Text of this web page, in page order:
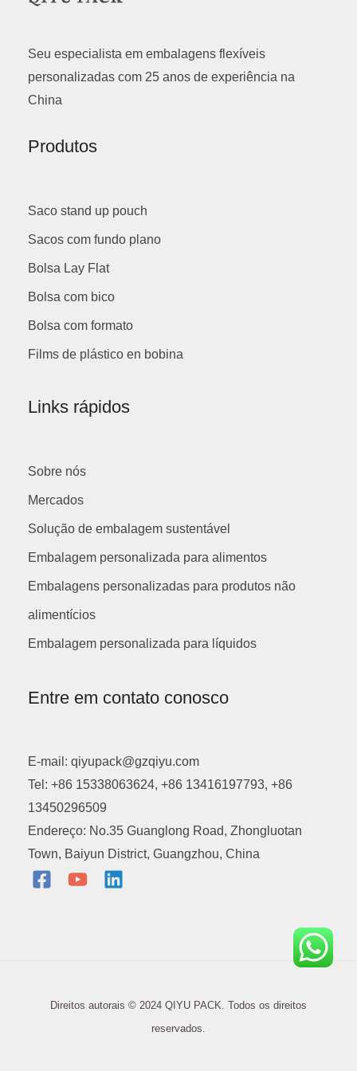
Seu especialista em embalagens flexíveis
personalizadas com 25 anos de experiência na
China
Produtos
Saco stand up pouch
Sacos com fundo plano
Bolsa Lay Flat
Bolsa com bico
Bolsa com formato
Films de plástico en bobina
Links rápidos
Sobre nós
Mercados
Solução de embalagem sustentável
Embalagem personalizada para alimentos
Embalagens personalizadas para produtos não
alimentícios
Embalagem personalizada para líquidos
Entre em contato conosco
E-mail: qiyupack@gzqiyu.com
Tel: +86 15338063624, +86 13416197793, +86
13450296509
Endereço: No.35 Guanglong Road, Zhongluotan
Town, Baiyun District, Guangzhou, China
Direitos autorais © 2024 QIYU PACK. Todos os direitos
reservados.